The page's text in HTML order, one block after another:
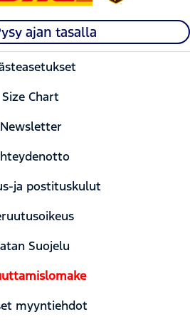
ajan tasalla
Size Chart
Newsletter
ja postituskulut
Suojelu
myyntiehdot